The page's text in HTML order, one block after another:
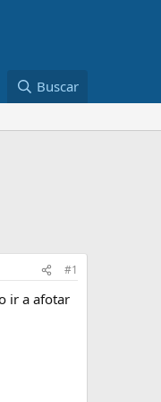
Buscar
#1
ir a afotar